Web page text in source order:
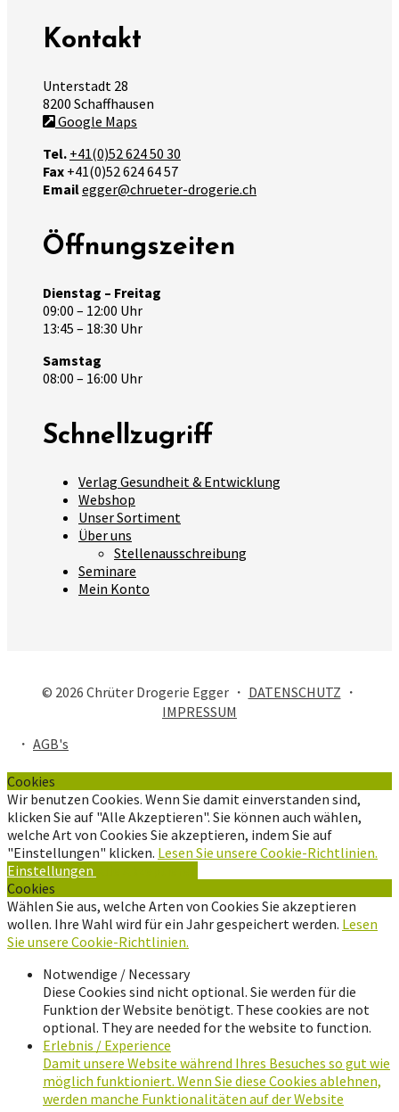
Kontakt
Unterstadt 28
8200 Schaffhausen
Google Maps
Tel. +41(0)52 624 50 30
Fax +41(0)52 624 64 57
Emailegger@chrueter-drogerie.ch
Öffnungszeiten
Dienstag – Freitag
09:00 – 12:00 Uhr
13:45 – 18:30 Uhr
Samstag
08:00 – 16:00 Uhr
Schnellzugriff
Verlag Gesundheit & Entwicklung
Webshop
Unser Sortiment
Über uns
Stellenausschreibung
Seminare
Mein Konto
© 2026 Chrüter Drogerie Egger ・ DATENSCHUTZ ・
IMPRESSUM
・ AGB's
Cookies
Wir benutzen Cookies. Wenn Sie damit einverstanden sind,
klicken Sie auf "Alle Akzeptieren". Sie können auch wählen,
welche Art von Cookies Sie akzeptieren, indem Sie auf
"Einstellungen" klicken. Lesen Sie unsere Cookie-Richtlinien.
Einstellungen
Cookies
Wählen Sie aus, welche Arten von Cookies Sie akzeptieren
wollen. Ihre Wahl wird für ein Jahr gespeichert werden. Lesen
Sie unsere Cookie-Richtlinien.
Notwendige / Necessary
Diese Cookies sind nicht optional. Sie werden für die
Funktion der Website benötigt. These cookies are not
optional. They are needed for the website to function.
Erlebnis / Experience
Damit unsere Website während Ihres Besuches so gut wie
möglich funktioniert. Wenn Sie diese Cookies ablehnen,
werden manche Funktionalitäten auf der Website